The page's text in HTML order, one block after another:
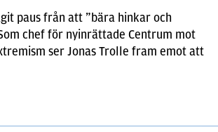
paus från att ”bära hinkar och
chef för nyinrättade Centrum mot
ser Jonas Trolle fram emot att